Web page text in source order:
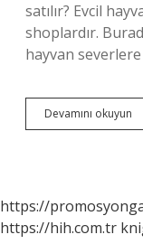
satılır? Evcil
shoplardır.
hayvan
Devamını okuyun
https://
https://hih.com.tr